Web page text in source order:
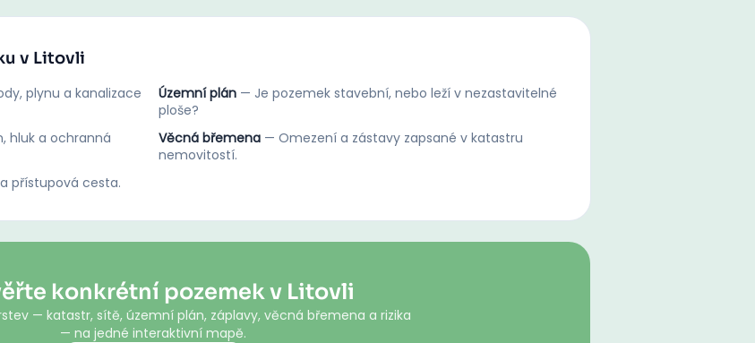
v Litovli
plynu a kanalizace
Územní plán — Je pozemek stavební, nebo leží v nezastavitelné
ploše?
hluk a ochranná
Věcná břemena — Omezení a zástavy zapsané v katastru
nemovitostí.
přístupová cesta.
konkrétní pozemek v Litovli
— katastr, sítě, územní plán, záplavy, věcná břemena a rizika
— na jedné interaktivní mapě.